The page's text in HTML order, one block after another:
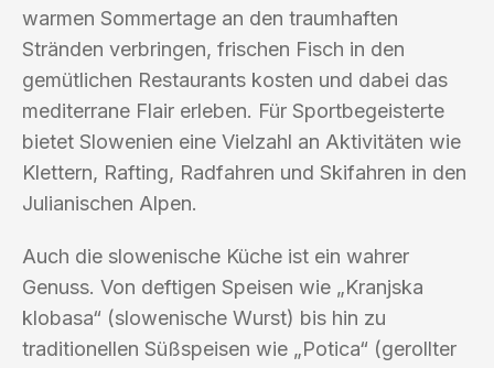
warmen Sommertage an den traumhaften
Stränden verbringen, frischen Fisch in den
gemütlichen Restaurants kosten und dabei das
mediterrane Flair erleben. Für Sportbegeisterte
bietet Slowenien eine Vielzahl an Aktivitäten wie
Klettern, Rafting, Radfahren und Skifahren in den
Julianischen Alpen.
Auch die slowenische Küche ist ein wahrer
Genuss. Von deftigen Speisen wie „Kranjska
klobasa“ (slowenische Wurst) bis hin zu
traditionellen Süßspeisen wie „Potica“ (gerollter